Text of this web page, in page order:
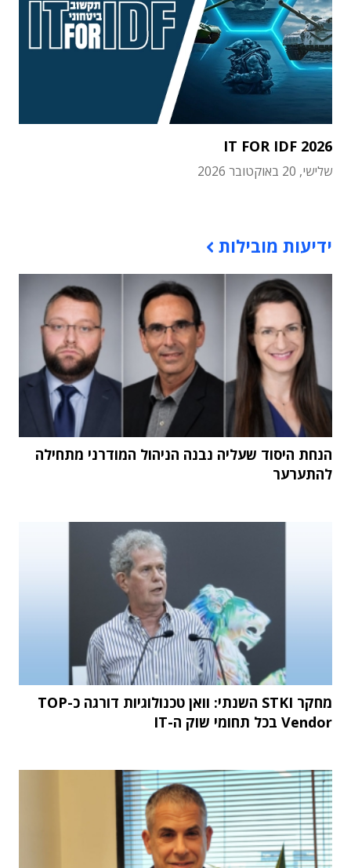
IT FOR IDF 2026
שלישי, 20 באוקטובר 2026
ידיעות מובילות
הנחת היסוד שעליה נבנה הניהול המודרני מתחילה
להתערער
מחקר STKI השנתי: וואן טכנולוגיות דורגה כ-TOP
Vendor בכל תחומי שוק ה-IT